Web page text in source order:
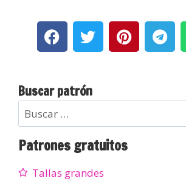
Buscar patrón
Patrones gratuitos
Tallas grandes